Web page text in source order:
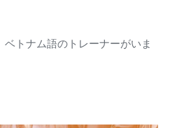
トナム語のトレーナーがいま